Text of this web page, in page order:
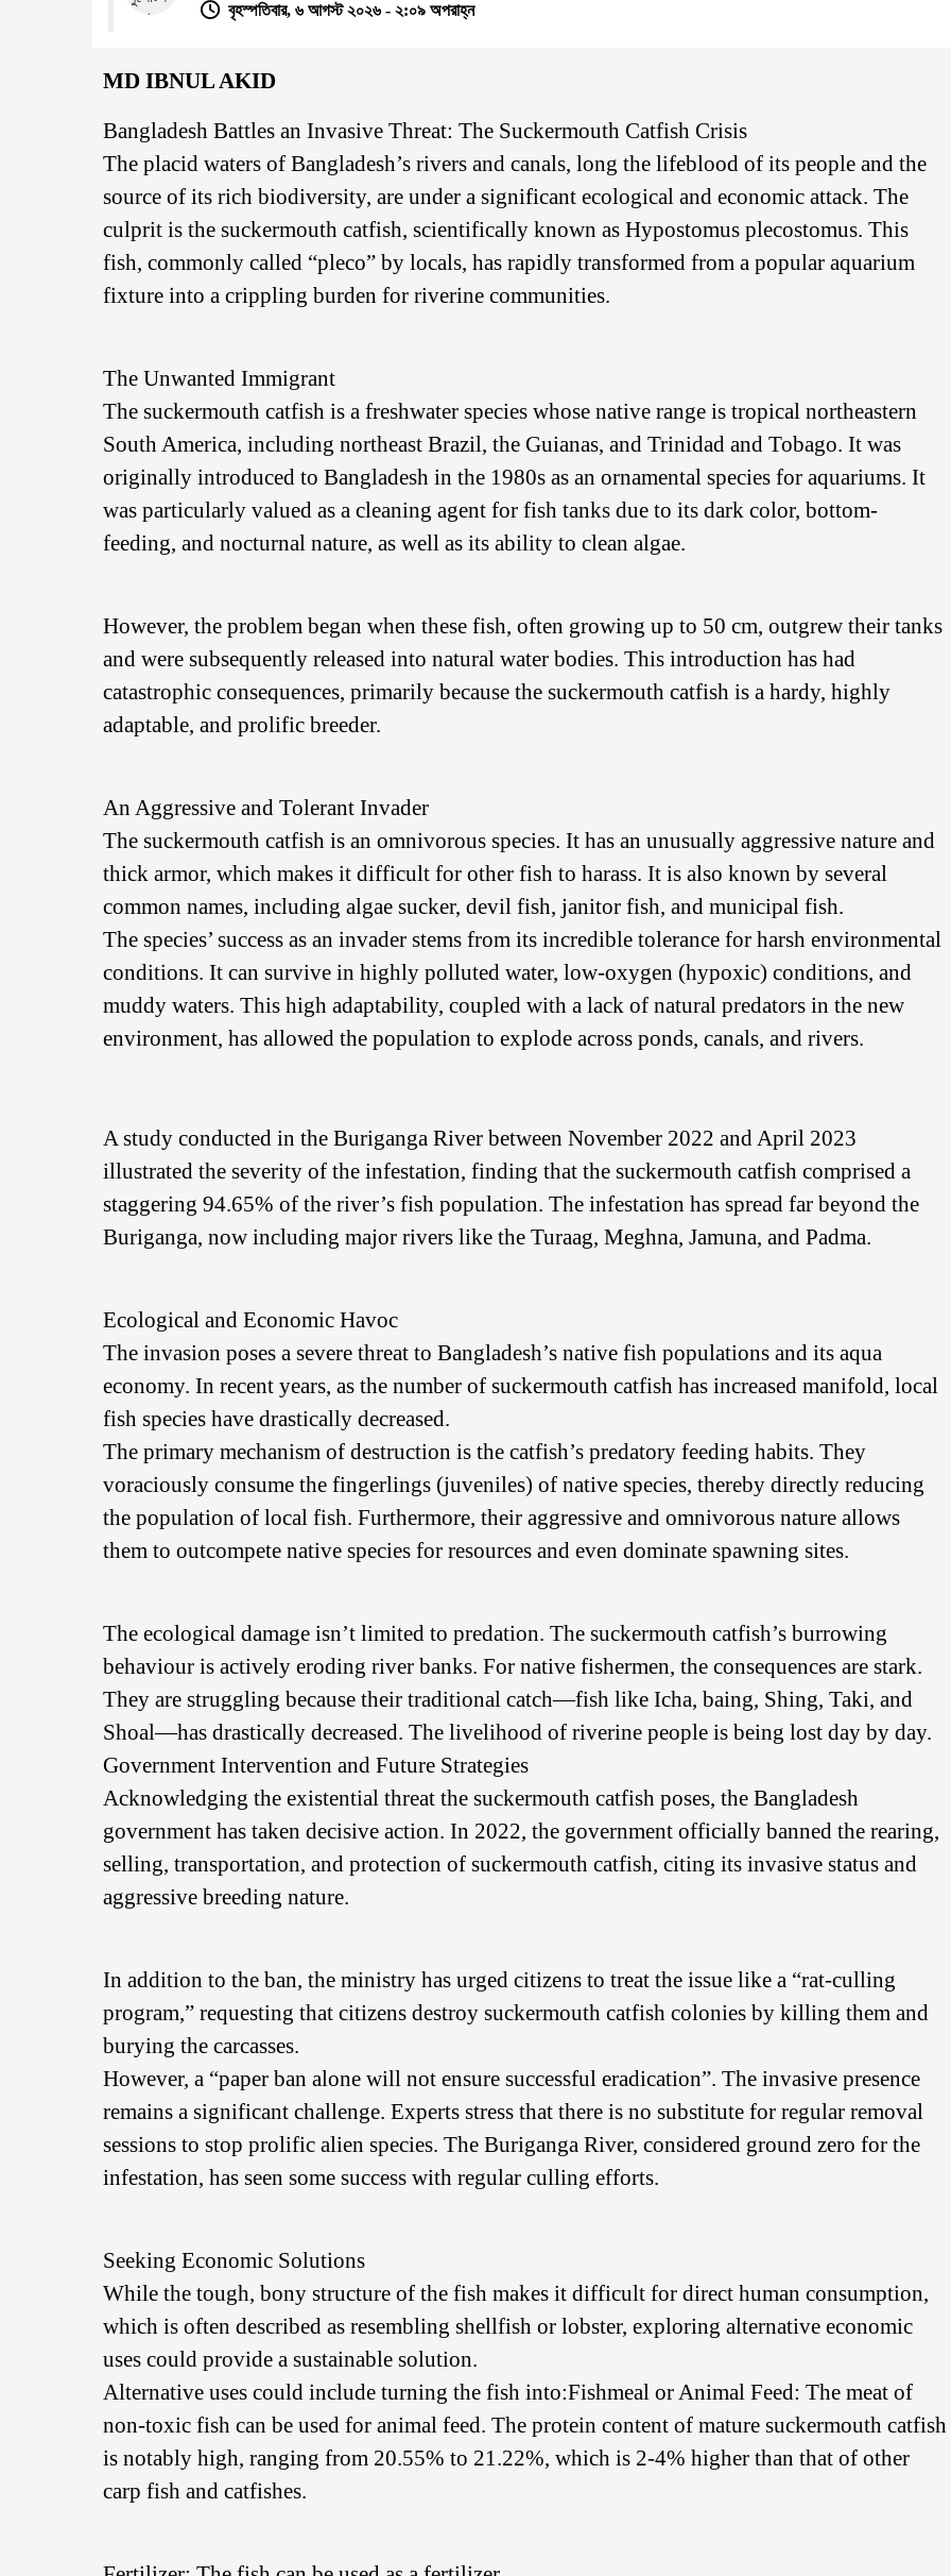
বৃহস্পতিবার, ৬ আগস্ট ২০২৬ - ২:০৯ অপরাহ্ন
MD IBNUL AKID
Bangladesh Battles an Invasive Threat: The Suckermouth Catfish Crisis
The placid waters of Bangladesh’s rivers and canals, long the lifeblood of its people and the
source of its rich biodiversity, are under a significant ecological and economic attack. The
culprit is the suckermouth catfish, scientifically known as Hypostomus plecostomus. This
fish, commonly called “pleco” by locals, has rapidly transformed from a popular aquarium
fixture into a crippling burden for riverine communities.
The Unwanted Immigrant
The suckermouth catfish is a freshwater species whose native range is tropical northeastern
South America, including northeast Brazil, the Guianas, and Trinidad and Tobago. It was
originally introduced to Bangladesh in the 1980s as an ornamental species for aquariums. It
was particularly valued as a cleaning agent for fish tanks due to its dark color, bottom-
feeding, and nocturnal nature, as well as its ability to clean algae.
However, the problem began when these fish, often growing up to 50 cm, outgrew their tanks
and were subsequently released into natural water bodies. This introduction has had
catastrophic consequences, primarily because the suckermouth catfish is a hardy, highly
adaptable, and prolific breeder.
An Aggressive and Tolerant Invader
The suckermouth catfish is an omnivorous species. It has an unusually aggressive nature and
thick armor, which makes it difficult for other fish to harass. It is also known by several
common names, including algae sucker, devil fish, janitor fish, and municipal fish.
The species’ success as an invader stems from its incredible tolerance for harsh environmental
conditions. It can survive in highly polluted water, low-oxygen (hypoxic) conditions, and
muddy waters. This high adaptability, coupled with a lack of natural predators in the new
environment, has allowed the population to explode across ponds, canals, and rivers.
A study conducted in the Buriganga River between November 2022 and April 2023
illustrated the severity of the infestation, finding that the suckermouth catfish comprised a
staggering 94.65% of the river’s fish population. The infestation has spread far beyond the
Buriganga, now including major rivers like the Turaag, Meghna, Jamuna, and Padma.
Ecological and Economic Havoc
The invasion poses a severe threat to Bangladesh’s native fish populations and its aqua
economy. In recent years, as the number of suckermouth catfish has increased manifold, local
fish species have drastically decreased.
The primary mechanism of destruction is the catfish’s predatory feeding habits. They
voraciously consume the fingerlings (juveniles) of native species, thereby directly reducing
the population of local fish. Furthermore, their aggressive and omnivorous nature allows
them to outcompete native species for resources and even dominate spawning sites.
The ecological damage isn’t limited to predation. The suckermouth catfish’s burrowing
behaviour is actively eroding river banks. For native fishermen, the consequences are stark.
They are struggling because their traditional catch—fish like Icha, baing, Shing, Taki, and
Shoal—has drastically decreased. The livelihood of riverine people is being lost day by day.
Government Intervention and Future Strategies
Acknowledging the existential threat the suckermouth catfish poses, the Bangladesh
government has taken decisive action. In 2022, the government officially banned the rearing,
selling, transportation, and protection of suckermouth catfish, citing its invasive status and
aggressive breeding nature.
In addition to the ban, the ministry has urged citizens to treat the issue like a “rat-culling
program,” requesting that citizens destroy suckermouth catfish colonies by killing them and
burying the carcasses.
However, a “paper ban alone will not ensure successful eradication”. The invasive presence
remains a significant challenge. Experts stress that there is no substitute for regular removal
sessions to stop prolific alien species. The Buriganga River, considered ground zero for the
infestation, has seen some success with regular culling efforts.
Seeking Economic Solutions
While the tough, bony structure of the fish makes it difficult for direct human consumption,
which is often described as resembling shellfish or lobster, exploring alternative economic
uses could provide a sustainable solution.
Alternative uses could include turning the fish into:Fishmeal or Animal Feed: The meat of
non-toxic fish can be used for animal feed. The protein content of mature suckermouth catfish
is notably high, ranging from 20.55% to 21.22%, which is 2-4% higher than that of other
carp fish and catfishes.